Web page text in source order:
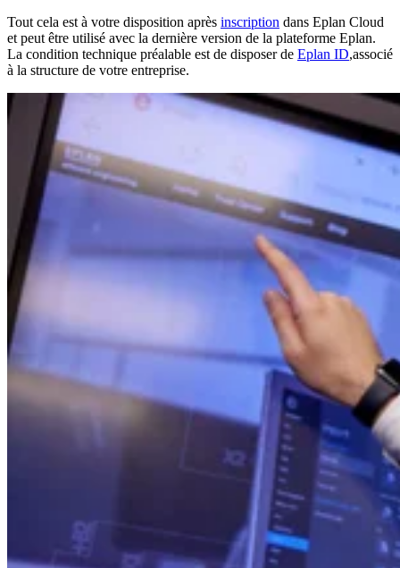
Tout cela est à votre disposition après inscription dans Eplan Cloud
et peut être utilisé avec la dernière version de la plateforme Eplan.
La condition technique préalable est de disposer de Eplan ID,associé
à la structure de votre entreprise.